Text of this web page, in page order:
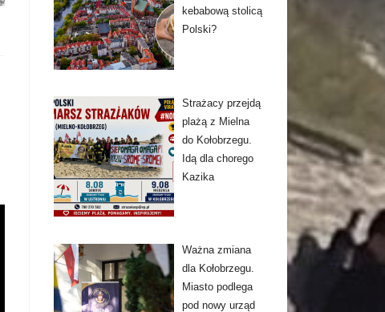
kebabową stolicą
Polski?
Strażacy przejdą
plażą z Mielna
do Kołobrzegu.
Idą dla chorego
Kazika
Ważna zmiana
dla Kołobrzegu.
Miasto podlega
pod nowy urząd